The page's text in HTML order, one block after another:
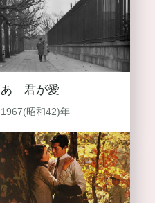
あゝ君が愛
1967(昭和42)年